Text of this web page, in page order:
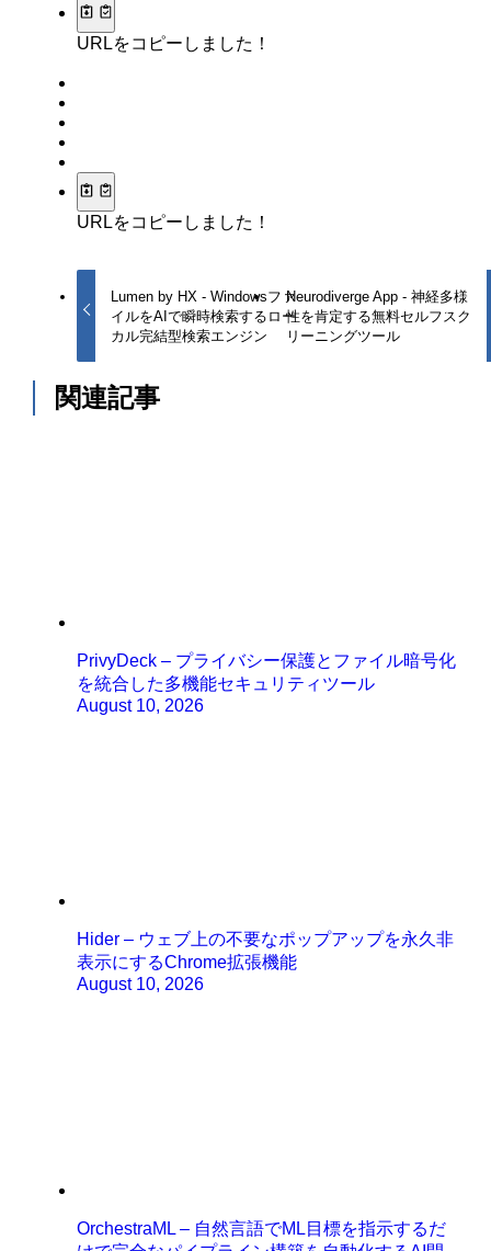
URLをコピーしました！
URLをコピーしました！
Lumen by HX - Windowsファ
イルをAIで瞬時検索するロー
カル完結型検索エンジン
Neurodiverge App - 神経多様
性を肯定する無料セルフスク
リーニングツール
関連記事
PrivyDeck – プライバシー保護とファイル暗号化
を統合した多機能セキュリティツール
August 10, 2026
Hider – ウェブ上の不要なポップアップを永久非
表示にするChrome拡張機能
August 10, 2026
OrchestraML – 自然言語でML目標を指示するだ